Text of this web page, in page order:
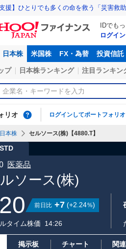
支援】ひとりでも多くの命を救う「災害救
IDでも
ログイン
日本株 米国株 FX・為替 投資信託
プ 日本株ランキング 注目ランキン
リオ ログインしてポートフォリ
日本株 セルソース(株)【4880.T】
ソース(株)
医薬品
前日比 +7 (+2.24%)
タイム株価 14:26
掲示板 チャート 関